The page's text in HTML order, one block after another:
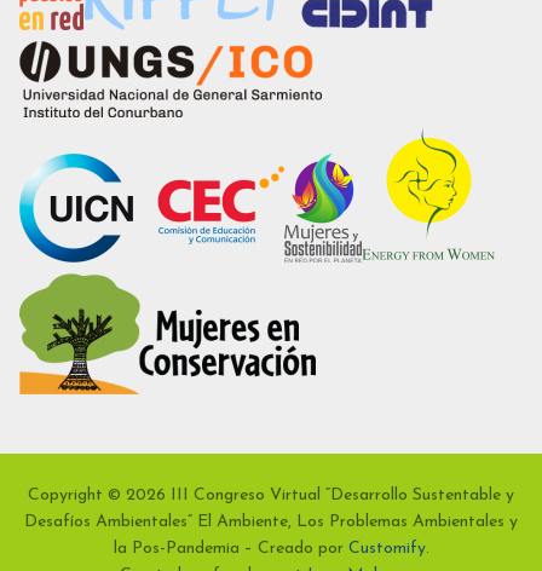
Copyright © 2026 III Congreso Virtual “Desarrollo Sustentable y
Desafíos Ambientales” El Ambiente, Los Problemas Ambientales y
la Pos-Pandemia – Creado por Customify.